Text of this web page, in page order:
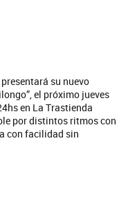
su nuevo
el próximo jueves
en La Trastienda
por distintos ritmos con
con facilidad sin